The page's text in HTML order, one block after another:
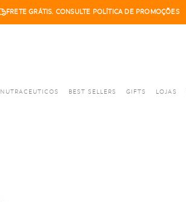
FRETE GRÁTIS. CONSULTE POLÍTICA DE PROMOÇÕES
6X SEM JUROS. PARCELA MÍNIMA R$50,00
NUTRACEUTICOS BEST SELLERS GIFTS LOJAS